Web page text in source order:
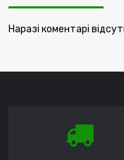
Наразі коментарі